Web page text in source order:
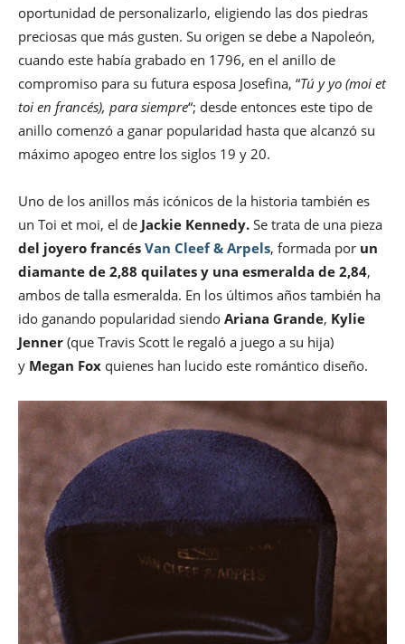
oportunidad de personalizarlo, eligiendo las dos piedras
preciosas que más gusten. Su origen se debe a Napoleón,
cuando este había grabado en 1796, en el anillo de
compromiso para su futura esposa Josefina, “Tú y yo (moi et
toi en francés), para siempre“; desde entonces este tipo de
anillo comenzó a ganar popularidad hasta que alcanzó su
máximo apogeo entre los siglos 19 y 20.
Uno de los anillos más icónicos de la historia también es
un Toi et moi, el de Jackie Kennedy. Se trata de una pieza
del joyero francés Van Cleef & Arpels, formada por un
diamante de 2,88 quilates y una esmeralda de 2,84,
ambos de talla esmeralda. En los últimos años también ha
ido ganando popularidad siendo Ariana Grande, Kylie
Jenner (que Travis Scott le regaló a juego a su hija)
y Megan Fox quienes han lucido este romántico diseño.